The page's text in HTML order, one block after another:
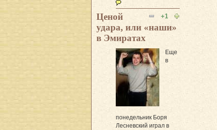
+1
Ценой
удара, или «наши»
в Эмиратах
Еще
в
понедельник Боря
Лесневский играл в